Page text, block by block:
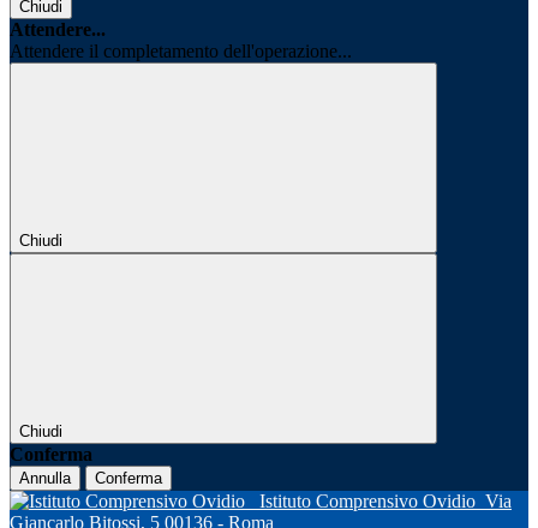
Chiudi
Attendere...
Attendere il completamento dell'operazione...
Chiudi
Chiudi
Conferma
Annulla Conferma
Istituto Comprensivo Ovidio Via
Giancarlo Bitossi, 5 00136 - Roma